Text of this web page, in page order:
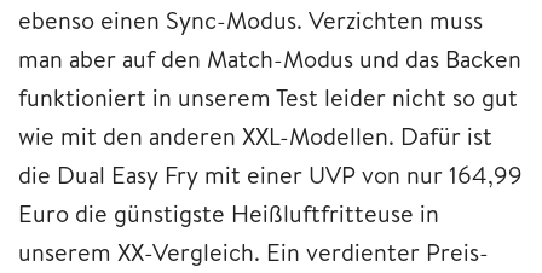
ebenso einen Sync-Modus. Verzichten muss
man aber auf den Match-Modus und das Backen
funktioniert in unserem Test leider nicht so gut
wie mit den anderen XXL-Modellen. Dafür ist
die Dual Easy Fry mit einer UVP von nur 164,99
Euro die günstigste Heißluftfritteuse in
unserem XX-Vergleich. Ein verdienter Preis-